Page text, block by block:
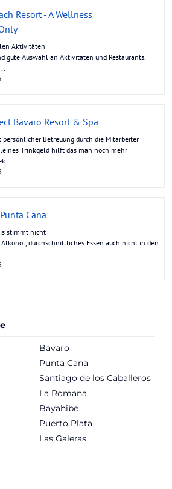
Resort - A Wellness
Aktivitäten
gute Auswahl an Aktivitäten und Restaurants.
Bávaro Resort & Spa
Betreuung durch die Mitarbeiter
Trinkgeld hilft das man noch mehr
Cana
stimmt nicht
durchschnittliches Essen auch nicht in den
Bavaro
Punta Cana
Santiago de los Caballeros
La Romana
Bayahibe
Puerto Plata
Las Galeras